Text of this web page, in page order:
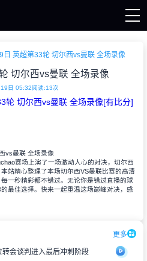
日 英超第33轮 切尔西vs曼联 全场录像
切尔西vs曼联 全场录像
日 05:32阅读:13次
轮 切尔西vs曼联 全场录像[有比分]
vs曼联 全场录像
赛场上演了一场激动人心的对决，切尔西
站精心整理了本场切尔西VS曼联比赛的高清
一秒精彩都不错过。无论你是错过直播的球
最佳选择。快来一起重温这场巅峰对决，感
更多
会谈判进入最后冲刺阶段